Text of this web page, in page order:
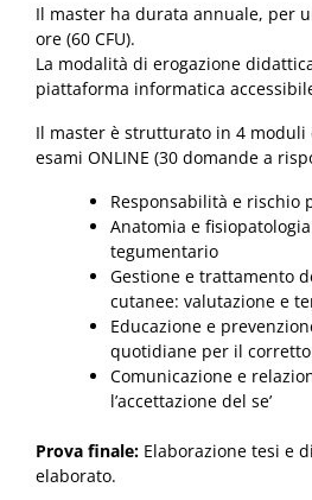
Il master ha durata annuale, per
ore (60 CFU).
La modalità di erogazione
piattaforma informatica
Il master è strutturato in 4
esami ONLINE (30 domande a
Responsabilità e rischio
Anatomia e
tegumentario
Gestione e trattamento
cutanee: valutazione e
Educazione e
quotidiane per il
Comunicazione e
l’accettazione del se’
Prova finale: Elaborazione tesi e
elaborato.